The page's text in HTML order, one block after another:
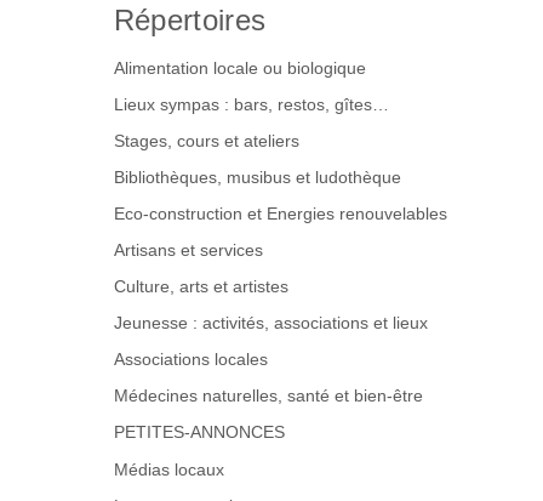
Répertoires
Alimentation locale ou biologique
Lieux sympas : bars, restos, gîtes…
Stages, cours et ateliers
Bibliothèques, musibus et ludothèque
Eco-construction et Energies renouvelables
Artisans et services
Culture, arts et artistes
Jeunesse : activités, associations et lieux
Associations locales
Médecines naturelles, santé et bien-être
PETITES-ANNONCES
Médias locaux